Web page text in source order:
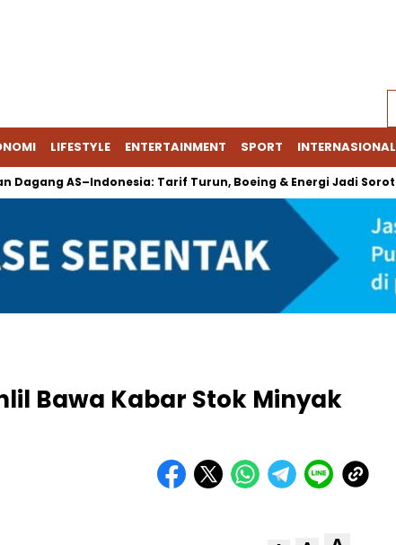
LIFESTYLE ENTERTAINMENT SPORT INTERNASIONAL
AS–Indonesia: Tarif Turun, Boeing & Energi Jadi Sorotan
Bawa Kabar Stok Minyak